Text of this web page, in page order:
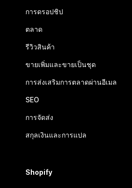
การดรอปชิป
ตลาด
รีวิวสินค้า
ขายเพิ่มและขายเป็นชุด
การส่งเสริมการตลาดผ่านอีเมล
SEO
การจัดส่ง
สกุลเงินและการแปล
Shopify